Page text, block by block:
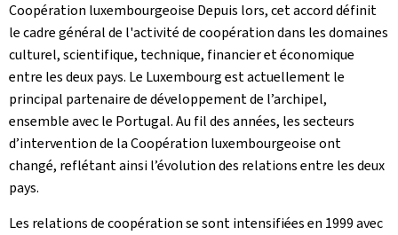
Coopération luxembourgeoise Depuis lors, cet accord définit
le cadre général de l'activité de coopération dans les domaines
culturel, scientifique, technique, financier et économique
entre les deux pays. Le Luxembourg est actuellement le
principal partenaire de développement de l’archipel,
ensemble avec le Portugal. Au fil des années, les secteurs
d’intervention de la Coopération luxembourgeoise ont
changé, reflétant ainsi l’évolution des relations entre les deux
pays.
Les relations de coopération se sont intensifiées en 1999 avec